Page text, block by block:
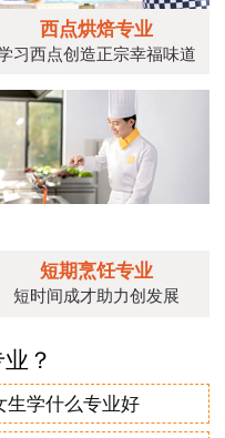
西点烘焙专业
习西点创造正宗幸福味道
短期烹饪专业
短时间成才助力创发展
？
生学什么专业好